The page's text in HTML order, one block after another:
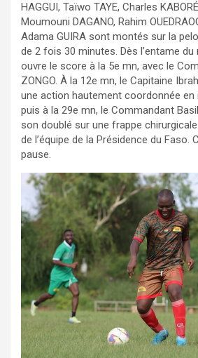
HAGGUI, Taïwo TAYE, Charles
Moumouni DAGANO, Rahim
Adama GUIRA sont montés sur la
de 2 fois 30 minutes. Dès l’entame du
ouvre le score à la 5e mn, avec le
ZONGO. À la 12e mn, le Capitaine
une action hautement coordonnée en
puis à la 29e mn, le Commandant
son doublé sur une frappe
de l’équipe de la Présidence du Faso.
pause.